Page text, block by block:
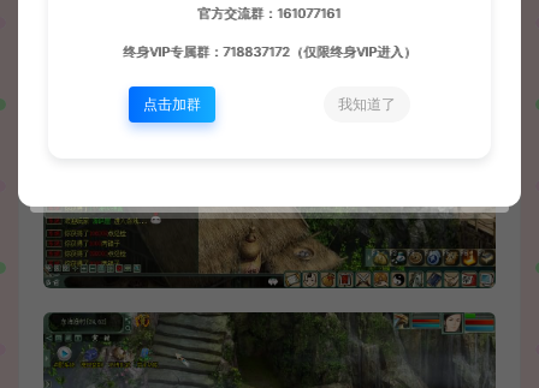
官方交流群：161077161
终身VIP专属群：718837172（仅限终身VIP进入）
点击加群 我知道了